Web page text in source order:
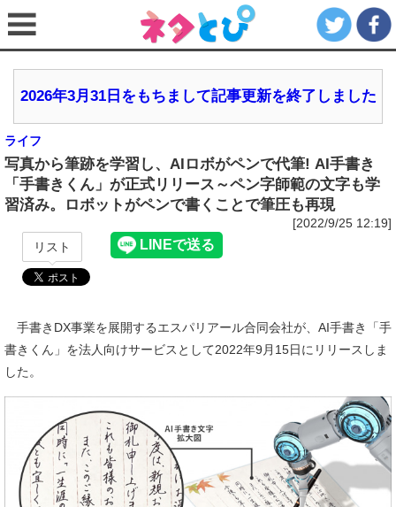
2026年3月31日をもちまして記事更新を終了しました
ライフ
写真から筆跡を学習し、AIロボがペンで代筆! AI手書き
「手書きくん」が正式リリース～ペン字師範の文字も学
習済み。ロボットがペンで書くことで筆圧も再現
[2022/9/25 12:19]
リスト
手書きDX事業を展開するエスパリアール合同会社が、AI手書き「手
書きくん」を法人向けサービスとして2022年9月15日にリリースしま
した。